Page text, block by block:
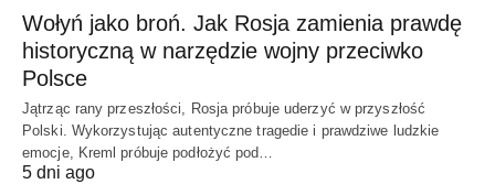
Wołyń jako broń. Jak Rosja zamienia prawdę
historyczną w narzędzie wojny przeciwko
Polsce
Jątrząc rany przeszłości, Rosja próbuje uderzyć w przyszłość
Polski. Wykorzystując autentyczne tragedie i prawdziwe ludzkie
emocje, Kreml próbuje podłożyć pod…
5 dni ago